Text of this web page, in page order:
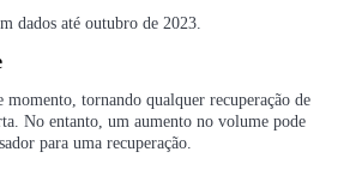
dados até outubro de 2023.
tornando qualquer recuperação de
No entanto, um aumento no volume pode
para uma recuperação.